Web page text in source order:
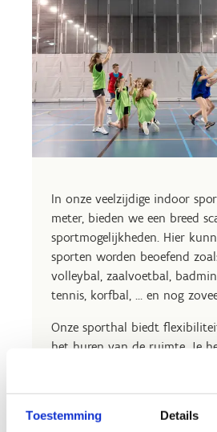
Toestemming Details
In onze veelzijdige indoor
meter, bieden we een breed
sportmogelijkheden. Hier
sporten worden beoefend
volleybal, zaalvoetbal,
tennis, korfbal, … en nog
Onze sporthal biedt
het huren van de ruimte. Je
ruimte aan te passen aan
ervan wilt reserveren voor een